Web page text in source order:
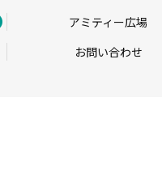
アミティー広場
お問い合わせ